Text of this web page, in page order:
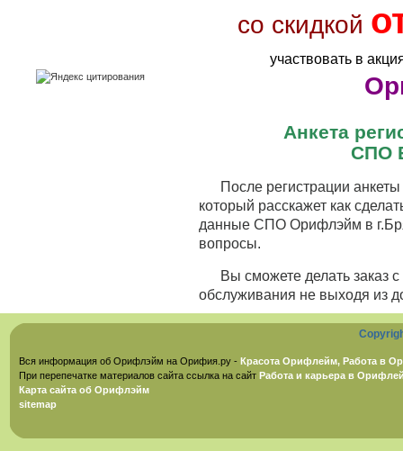
со скидкой
участвовать в
Анкета
СПО
После регистрации
который расскажет как
данные СПО Орифлэйм в
вопросы.
Вы сможете делать заказ
обслуживания не выходя из
Вся информация об Орифлэйм на Орифия.ру - Красота Орифлейм, Работа в
При перепечатке материалов сайта ссылка на сайт Работа и карьера в
Карта сайта об Орифлэйм
sitemap